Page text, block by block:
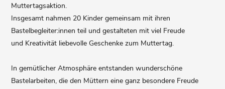
Muttertagsaktion.
Insgesamt nahmen 20 Kinder gemeinsam mit ihren
Bastelbegleiter:innen teil und gestalteten mit viel Freude
und Kreativität liebevolle Geschenke zum Muttertag.
In gemütlicher Atmosphäre entstanden wunderschöne
Bastelarbeiten, die den Müttern eine ganz besondere Freude